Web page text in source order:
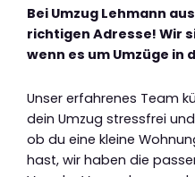
Bei Umzug Lehmann
richtigen Adresse! Wir
wenn es um Umzüge in
Unser erfahrenes Team
dein Umzug stressfrei
ob du eine kleine
hast, wir haben die